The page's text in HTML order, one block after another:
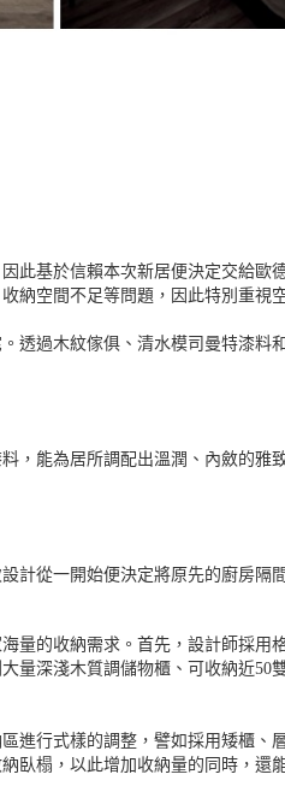
此基於信賴本次新居便決定交給歐
納空間不足等問題，因此特別重視
過木紋傢俱、清水模司曼特漆料
，能為居所調配出溫潤、內斂的雅
計從一開始便決定將原先的廚房隔
量的收納需求。首先，設計師採
量深淺木質調儲物櫃、可收納近50
行式樣的調整，譬如採用矮櫃、
榻，以此增加收納量的同時，還